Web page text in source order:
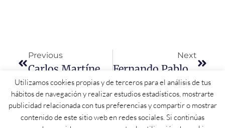
Previous Next
Utilizamos cookies propias y de terceros para el análisis de tus
hábitos de navegación y realizar estudios estadísticos, mostrarte
publicidad relacionada con tus preferencias y compartir o mostrar
contenido de este sitio web en redes sociales. Si continúas